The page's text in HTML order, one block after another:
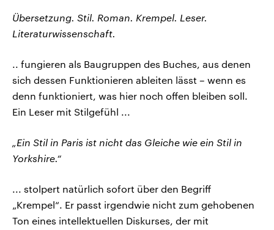
Übersetzung. Stil. Roman. Krempel. Leser.
Literaturwissenschaft.
.. fungieren als Baugruppen des Buches, aus denen
sich dessen Funktionieren ableiten lässt – wenn es
denn funktioniert, was hier noch offen bleiben soll.
Ein Leser mit Stilgefühl ...
„Ein Stil in Paris ist nicht das Gleiche wie ein Stil in
Yorkshire.“
... stolpert natürlich sofort über den Begriff
„Krempel“. Er passt irgendwie nicht zum gehobenen
Ton eines intellektuellen Diskurses, der mit